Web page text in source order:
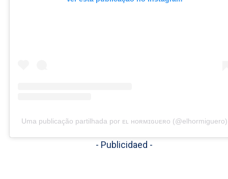
Uma publicação partilhada por ᴇʟ ʜᴏʀᴍɪɢᴜᴇʀᴏ (@elhormiguero)
- Publicidaed -